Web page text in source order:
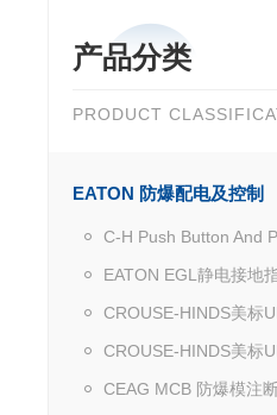
产品分类
PRODUCT
EATON 防爆配电及控制
C-H Push Button And
EATON EGL静电接地
CROUSE-HINDS美标
CROUSE-HINDS美标
CEAG MCB 防爆模注